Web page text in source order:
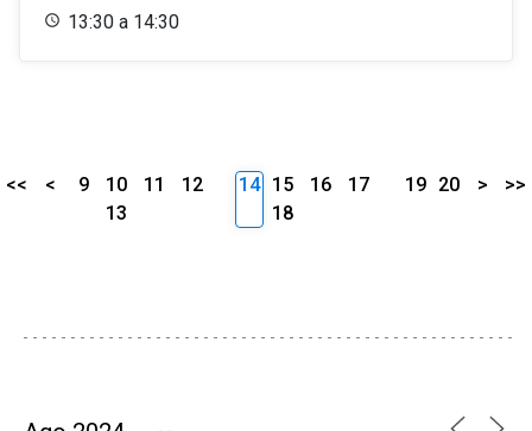
13:30 a 14:30
<< < 9 10 11
12
13
14 15 16
17
18
19 20 > >>